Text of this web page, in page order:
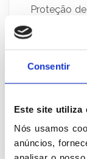
Consentir
Este site utiliza
Nós usamos
anúncios,
Proteção
integrante
Associados.
8 De
2022